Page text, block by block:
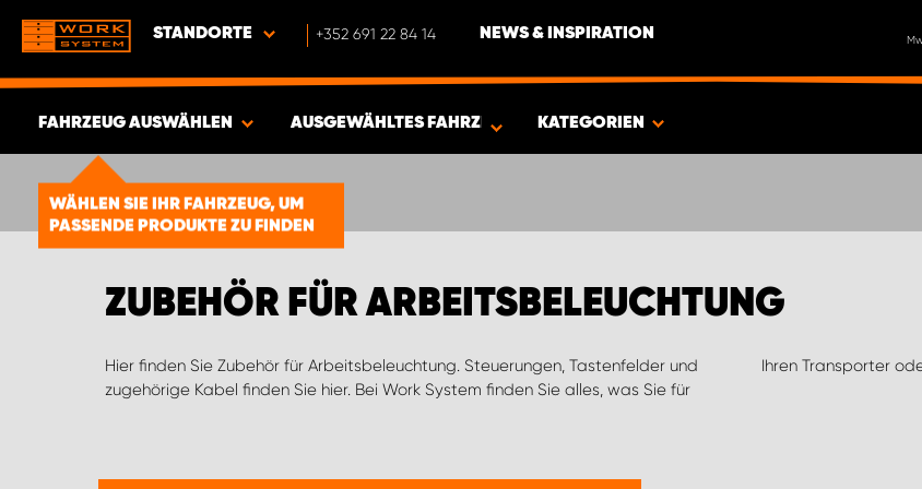
STANDORTE +352 691 22 84 14 NEWS & INSPIRATION
FAHRZEUG AUSWÄHLEN
WÄHLEN SIE IHR FAHRZEUG, UM
PASSENDE PRODUKTE ZU FINDEN
ERGEBNISSE ANZEIGEN -1878
ARTIKEL
AUSGEWÄHLTES FAHRZEUG KATEGORIEN
ZUBEHÖR FÜR ARBEITSBELEUCHTUNG
Hier finden Sie Zubehör für Arbeitsbeleuchtung. Steuerungen, Tastenfelder und
zugehörige Kabel finden Sie hier. Bei Work System finden Sie alles, was Sie für
Ihren Transporter